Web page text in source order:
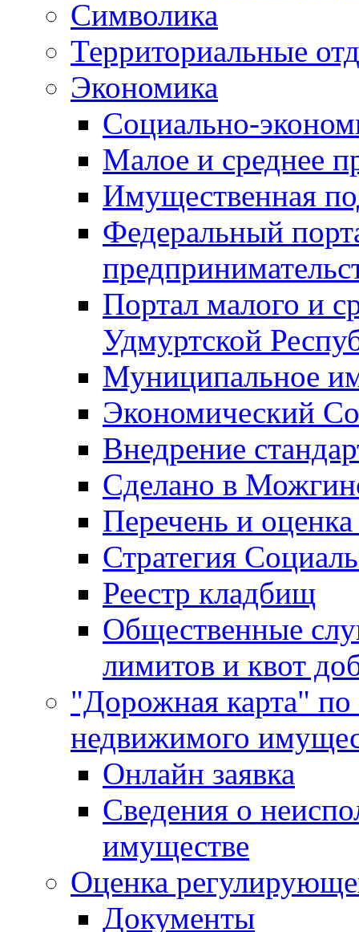
Символика
Территориальные
Экономика
Социально-
Малое и среднее
Имущественная
Федеральный
Портал малого и
Удмуртской
Муниципальное
Экономический
Внедрение
Сделано в
Перечень и
Стратегия
Реестр кладбищ
Общественные
лимитов и квот
"Дорожная карта"
недвижимого
Онлайн заявка
Сведения о
имуществе
Оценка
Документы